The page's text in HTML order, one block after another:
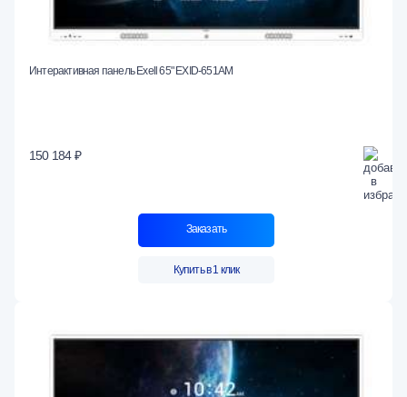
Интерактивная панель Exell 65" EXID-651AM
150 184 ₽
Заказать
Купить в 1 клик